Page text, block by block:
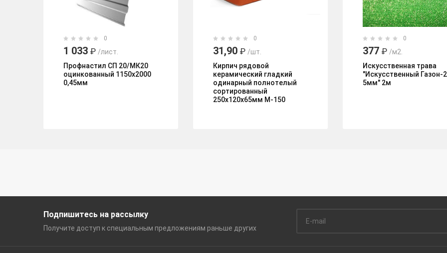
0
1 033 ₽ /лист.
Профнастил СП 20/МК20
оцинкованный 1150х2000
0,45мм
0
31,90 ₽ /шт.
Кирпич рядовой
керамический гладкий
одинарный полнотелый
сортированный
250х120х65мм М-150
0
377 ₽ /м2.
Искусственная трава
"Искусственный Газон-
5мм" 2м
Подпишитесь на рассылку
Получите доступ к специальным предложениям раньше других